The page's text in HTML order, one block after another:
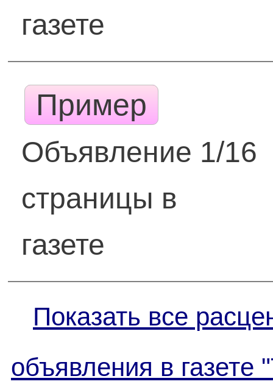
газете
Пример
Объявление 1/16
страницы в
газете
Показать все
объявления в газете